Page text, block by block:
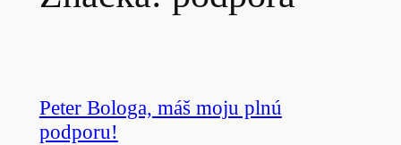
Peter Bologa, máš moju plnú
podporu!